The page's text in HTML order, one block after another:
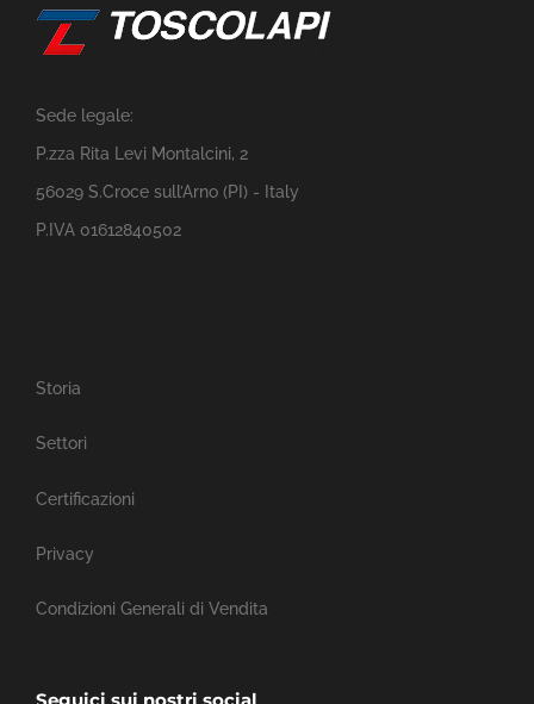
Sede legale:
P.zza Rita Levi Montalcini, 2
56029 S.Croce sull’Arno (PI) - Italy
P.IVA 01612840502
Storia
Settori
Certificazioni
Privacy
Condizioni Generali di Vendita